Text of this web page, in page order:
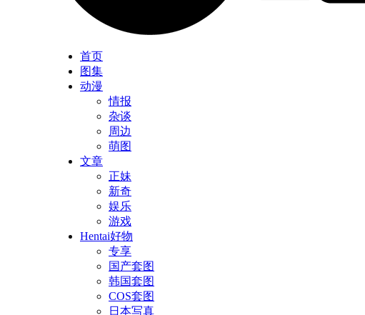
首页
图集
动漫
情报
杂谈
周边
萌图
文章
正妹
新奇
娱乐
游戏
Hentai好物
专享
国产套图
韩国套图
COS套图
日本写真